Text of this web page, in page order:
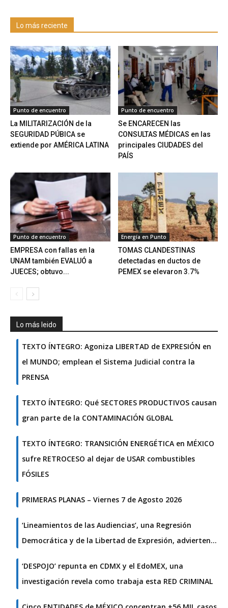
Lo más reciente
Punto de encuentro
La MILITARIZACIÓN de la
SEGURIDAD PÚBICA se
extiende por AMÉRICA LATINA
Punto de encuentro
Se ENCARECEN las
CONSULTAS MÉDICAS en las
principales CIUDADES del
PAÍS
Punto de encuentro
EMPRESA con fallas en la
UNAM también EVALUÓ a
JUECES; obtuvo...
Energía en Punto
TOMAS CLANDESTINAS
detectadas en ductos de
PEMEX se elevaron 3.7%
Lo más leido
TEXTO ÍNTEGRO: Agoniza LIBERTAD de EXPRESIÓN en
el MUNDO; emplean el Sistema Judicial contra la
PRENSA
TEXTO ÍNTEGRO: Qué SECTORES PRODUCTIVOS causan
gran parte de la CONTAMINACIÓN GLOBAL
TEXTO ÍNTEGRO: TRANSICIÓN ENERGÉTICA en MÉXICO
sufre RETROCESO al dejar de USAR combustibles
FÓSILES
PRIMERAS PLANAS – Viernes 7 de Agosto 2026
‘Lineamientos de las Audiencias’, una Regresión
Democrática y de la Libertad de Expresión, advierten…
‘DESPOJO’ repunta en CDMX y el EdoMEX, una
investigación revela como trabaja esta RED CRIMINAL